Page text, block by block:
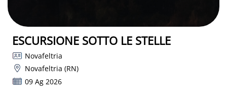
ESCURSIONE SOTTO LE STELLE
Novafeltria
Novafeltria (RN)
09 Ag 2026